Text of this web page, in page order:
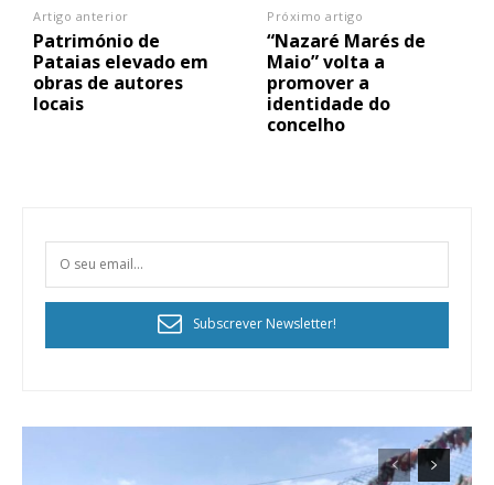
Artigo anterior
Património de
Pataias elevado em
obras de autores
locais
Próximo artigo
“Nazaré Marés de
Maio” volta a
promover a
identidade do
concelho
Subscrever Newsletter!